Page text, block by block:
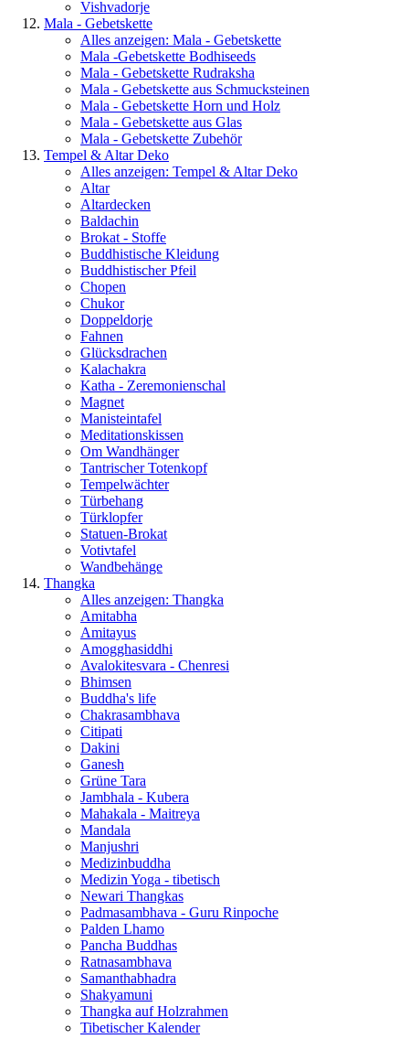
Vishvadorje
Mala - Gebetskette
Alles anzeigen: Mala - Gebetskette
Mala -Gebetskette Bodhiseeds
Mala - Gebetskette Rudraksha
Mala - Gebetskette aus Schmucksteinen
Mala - Gebetskette Horn und Holz
Mala - Gebetskette aus Glas
Mala - Gebetskette Zubehör
Tempel & Altar Deko
Alles anzeigen: Tempel & Altar Deko
Altar
Altardecken
Baldachin
Brokat - Stoffe
Buddhistische Kleidung
Buddhistischer Pfeil
Chopen
Chukor
Doppeldorje
Fahnen
Glücksdrachen
Kalachakra
Katha - Zeremonienschal
Magnet
Manisteintafel
Meditationskissen
Om Wandhänger
Tantrischer Totenkopf
Tempelwächter
Türbehang
Türklopfer
Statuen-Brokat
Votivtafel
Wandbehänge
Thangka
Alles anzeigen: Thangka
Amitabha
Amitayus
Amogghasiddhi
Avalokitesvara - Chenresi
Bhimsen
Buddha's life
Chakrasambhava
Citipati
Dakini
Ganesh
Grüne Tara
Jambhala - Kubera
Mahakala - Maitreya
Mandala
Manjushri
Medizinbuddha
Medizin Yoga - tibetisch
Newari Thangkas
Padmasambhava - Guru Rinpoche
Palden Lhamo
Pancha Buddhas
Ratnasambhava
Samanthabhadra
Shakyamuni
Thangka auf Holzrahmen
Tibetischer Kalender